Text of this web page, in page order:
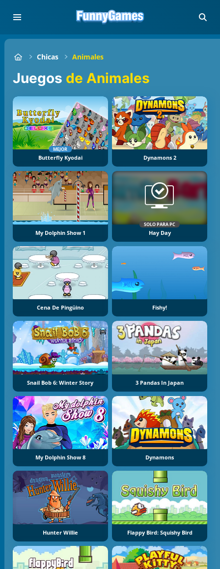
Chicas Animales
Juegos de Animales
MEJOR
Butterfly Kyodai Dynamons 2
My Dolphin Show 1
SOLO PARA PC
Hay Day
Cena De Pingüino Fishy!
Snail Bob 6: Winter Story 3 Pandas In Japan
My Dolphin Show 8 Dynamons
Hunter Willie Flappy Bird: Squishy Bird